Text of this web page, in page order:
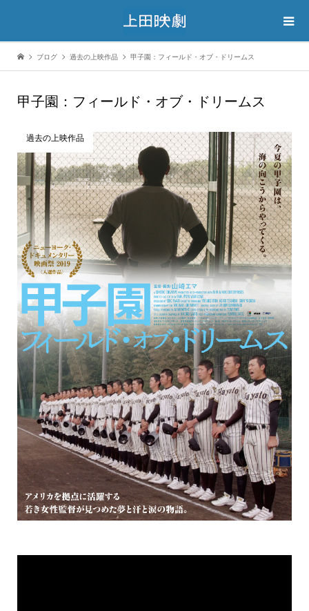
ブログ 過去の上映作品 甲子園：フィールド・オブ・ドリームス
甲子園：フィールド・オブ・ドリームス
過去の上映作品